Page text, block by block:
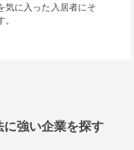
気に入った入居者にそ
強い企業を探す